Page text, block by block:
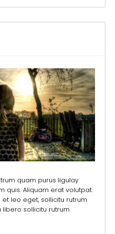
quam purus ligulay
quis. Aliquam erat volutpat.
leo eget, sollicitu rutrum
sollicitu rutrum